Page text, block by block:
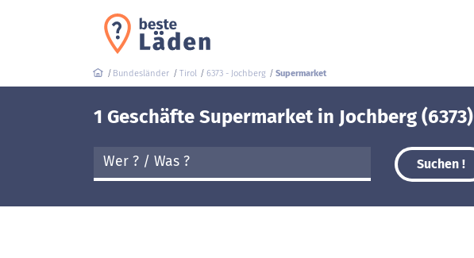
Bundesländer Tirol 6373 - Jochberg Supermarket
1 Geschäfte Supermarket in Jochberg (6373)
Suchen !